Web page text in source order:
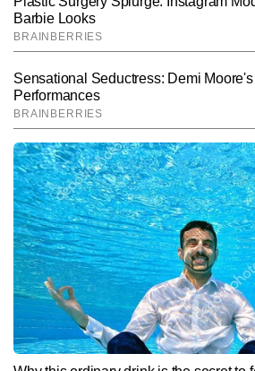
मोनू झा
मोनू कुमार टाइम्स नाउ नवभारत की डिजिटल
काम कर रहे हैं। न्यूजरूम में 4 साल से अधिक
यूनीक एंगल तलाशने और कहानियों को
क्षमता उन्हें डिजिटल कंटेंट स्पेस में अलग
अधिक स्टोरीज लिख चुके हैं, जिनमें कई वायरल
सोशल मीडिया-फोकस्ड कंटेंट शामिल हैं।
Follow Us:
Subscribe to our daily